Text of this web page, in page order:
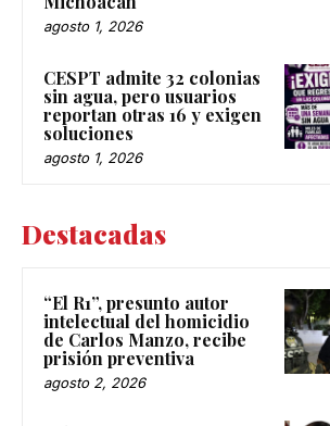
agosto 1, 2026
CESPT admite 32 colonias
sin agua, pero usuarios
reportan otras 16 y exigen
soluciones
agosto 1, 2026
Destacadas
“El R1”, presunto autor
intelectual del homicidio
de Carlos Manzo, recibe
prisión preventiva
agosto 2, 2026